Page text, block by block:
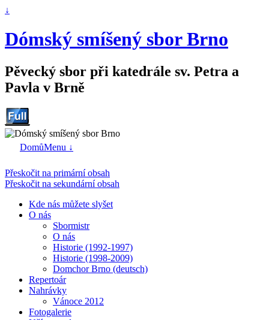
↓
Dómský smíšený sbor Brno
Pěvecký sbor při katedrále sv. Petra a
Pavla v Brně
DomůMenu ↓
Přeskočit na primární obsah
Přeskočit na sekundární obsah
Kde nás můžete slyšet
O nás
Sbormistr
O nás
Historie (1992-1997)
Historie (1998-2009)
Domchor Brno (deutsch)
Repertoár
Nahrávky
Vánoce 2012
Fotogalerie